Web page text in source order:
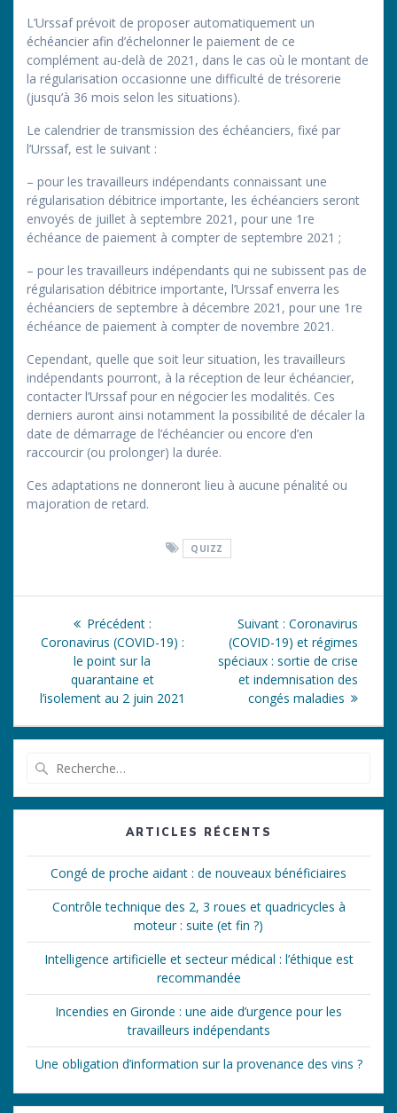
L’Urssaf prévoit de proposer automatiquement un
échéancier afin d’échelonner le paiement de ce
complément au-delà de 2021, dans le cas où le montant de
la régularisation occasionne une difficulté de trésorerie
(jusqu’à 36 mois selon les situations).
Le calendrier de transmission des échéanciers, fixé par
l’Urssaf, est le suivant :
– pour les travailleurs indépendants connaissant une
régularisation débitrice importante, les échéanciers seront
envoyés de juillet à septembre 2021, pour une 1re
échéance de paiement à compter de septembre 2021 ;
– pour les travailleurs indépendants qui ne subissent pas de
régularisation débitrice importante, l’Urssaf enverra les
échéanciers de septembre à décembre 2021, pour une 1re
échéance de paiement à compter de novembre 2021.
Cependant, quelle que soit leur situation, les travailleurs
indépendants pourront, à la réception de leur échéancier,
contacter l’Urssaf pour en négocier les modalités. Ces
derniers auront ainsi notamment la possibilité de décaler la
date de démarrage de l’échéancier ou encore d’en
raccourcir (ou prolonger) la durée.
Ces adaptations ne donneront lieu à aucune pénalité ou
majoration de retard.
QUIZZ
Navigation
de
l’article
Précédent :Article
précédent
Coronavirus (COVID-19) :
le point sur la
quarantaine et
l’isolement au 2 juin 2021
Suivant : Article
suivant
:
Coronavirus
(COVID-19) et régimes
spéciaux : sortie de crise
et indemnisation des
congés maladies
:
ARTICLES RÉCENTS
Congé de proche aidant : de nouveaux bénéficiaires
Contrôle technique des 2, 3 roues et quadricycles à
moteur : suite (et fin ?)
Intelligence artificielle et secteur médical : l’éthique est
recommandée
Incendies en Gironde : une aide d’urgence pour les
travailleurs indépendants
Une obligation d’information sur la provenance des vins ?